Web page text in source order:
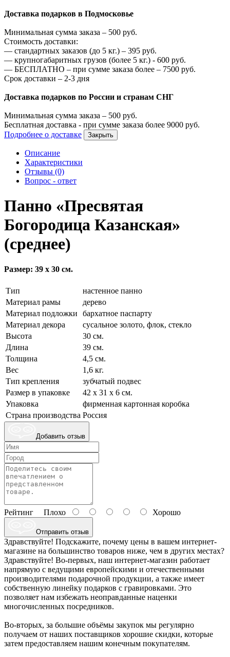
Доставка подарков в Подмосковье
Минимальная сумма заказа – 500 руб.
Стоимость доставки:
— стандартных заказов (до 5 кг.) – 395 руб.
— крупногабаритных грузов (более 5 кг.) - 600 руб.
— БЕСПЛАТНО – при сумме заказа более – 7500 руб.
Срок доставки – 2-3 дня
Доставка подарков по России и странам СНГ
Минимальная сумма заказа – 500 руб.
Бесплатная доставка - при сумме заказа более 9000 руб.
Подробнее о доставке
Закрыть
Описание
Характеристики
Отзывы (0)
Вопрос - ответ
Панно «Пресвятая
Богородица Казанская»
(среднее)
Размер: 39 х 30 см.
Тип
настенное панно
Материал рамы
дерево
Материал подложки
бархатное паспарту
Материал декора
сусальное золото, флок, стекло
Высота
30 см.
Длина
39 см.
Толщина
4,5 см.
Вес
1,6 кг.
Тип крепления
зубчатый подвес
Размер в упаковке
42 х 31 х 6 см.
Упаковка
фирменная картонная коробка
Страна производства Россия
Добавить отзыв
Рейтинг Плохо Хорошо
Отправить отзыв
Здравствуйте! Подскажите, почему цены в вашем интернет-
магазине на большинство товаров ниже, чем в других местах?
Здравствуйте! Во-первых, наш интернет-магазин работает
напрямую с ведущими европейскими и отечественными
производителями подарочной продукции, а также имеет
собственную линейку подарков с гравировками. Это
позволяет нам избежать неоправданные наценки
многочисленных посредников.
Во-вторых, за большие объёмы закупок мы регулярно
получаем от наших поставщиков хорошие скидки, которые
затем предоставляем нашим конечным покупателям.